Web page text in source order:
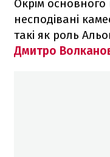
Окрім основного
несподівані
такі як роль
Дмитро